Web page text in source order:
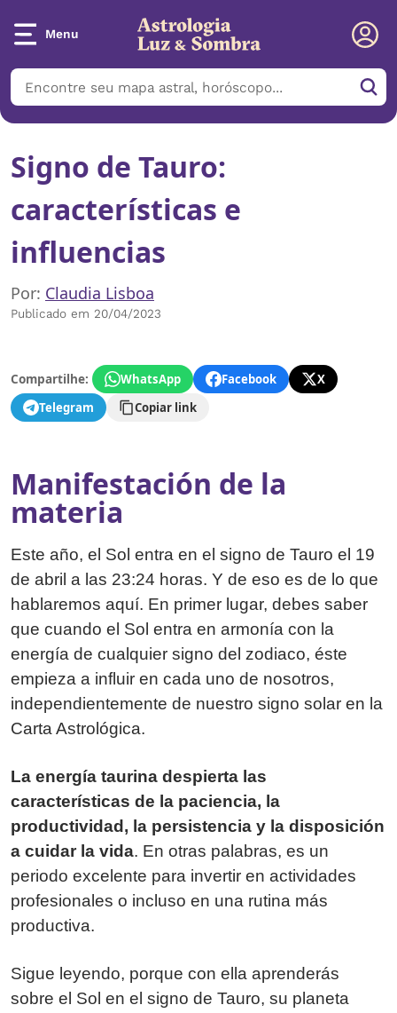
Menu
Signo de Tauro:
características e
influencias
Por: Claudia Lisboa
Publicado em 20/04/2023
Compartilhe: WhatsApp Facebook
X
Telegram
Copiar link
Manifestación de la
materia
Este año, el Sol entra en el signo de Tauro el 19
de abril a las 23:24 horas. Y de eso es de lo que
hablaremos aquí. En primer lugar, debes saber
que cuando el Sol entra en armonía con la
energía de cualquier signo del zodiaco, éste
empieza a influir en cada uno de nosotros,
independientemente de nuestro signo solar en la
Carta Astrológica.
La energía taurina despierta las
características de la paciencia, la
productividad, la persistencia y la disposición
a cuidar la vida. En otras palabras, es un
periodo excelente para invertir en actividades
profesionales o incluso en una rutina más
productiva.
Sigue leyendo, porque con ella aprenderás
sobre el Sol en el signo de Tauro, su planeta